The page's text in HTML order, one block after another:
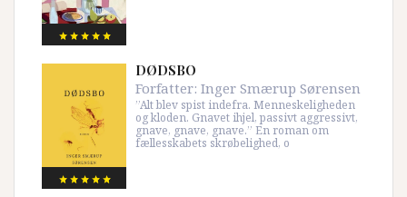
DØDSBO
Forfatter: Inger Smærup Sørensen
”Alt blev spist indefra. Menneskeligheden
og kloden. Gnavet ihjel, passivt aggressivt,
gnave, gnave, gnave.” En roman om
fællesskabets skrøbelighed, o